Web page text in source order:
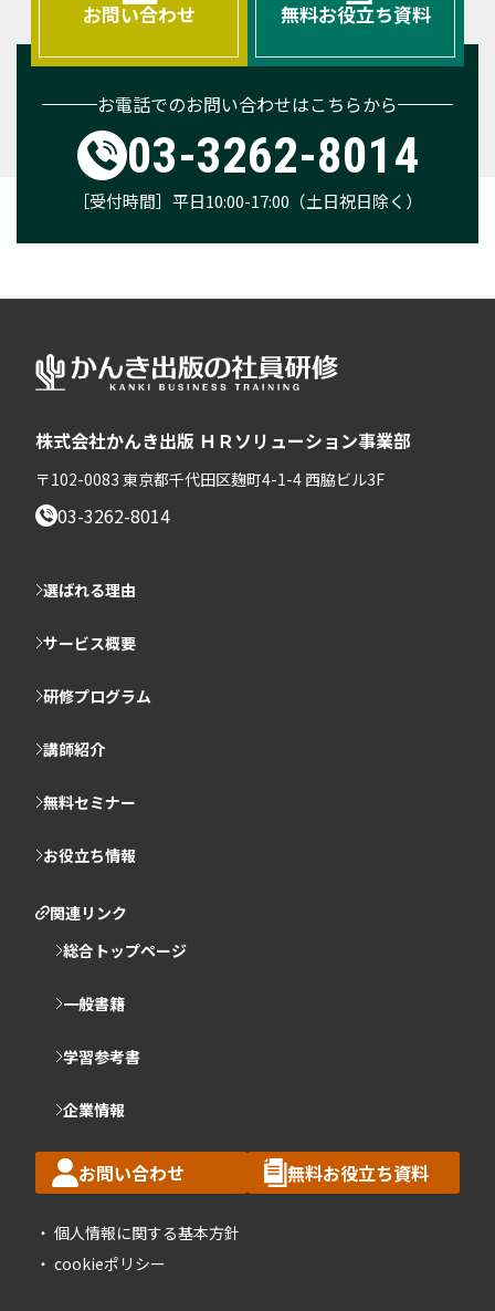
お問い合わせ 無料お役立ち資料
お電話でのお問い合わせはこちらから
03-3262-8014
［受付時間］平日10:00-17:00（土日祝日除く）
株式会社かんき出版 ＨＲソリューション事業部
〒102-0083 東京都千代田区麹町4-1-4 西脇ビル3F
03-3262-8014
選ばれる理由
サービス概要
研修プログラム
講師紹介
無料セミナー
お役立ち情報
関連リンク
総合トップページ
一般書籍
学習参考書
企業情報
お問い合わせ 無料お役立ち資料
個人情報に関する基本方針
cookieポリシー